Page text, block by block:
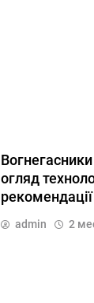
огляд
admin 2